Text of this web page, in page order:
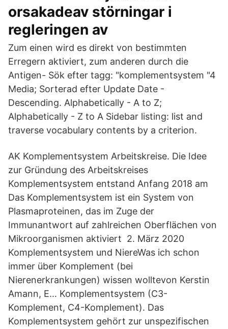
orsakadeav störningar i
regleringen av
Zum einen wird es direkt von bestimmten
Erregern aktiviert, zum anderen durch die
Antigen- Sök efter tagg: "komplementsystem "4
Media; Sorterad efter Update Date -
Descending. Alphabetically - A to Z;
Alphabetically - Z to A Sidebar listing: list and
traverse vocabulary contents by a criterion.
AK Komplementsystem Arbeitskreise. Die Idee
zur Gründung des Arbeitskreises
Komplementsystem entstand Anfang 2018 am
Das Komplementsystem ist ein System von
Plasmaproteinen, das im Zuge der
Immunantwort auf zahlreichen Oberflächen von
Mikroorganismen aktiviert 2. März 2020
Komplementsystem und NiereWas ich schon
immer über Komplement (bei
Nierenerkrankungen) wissen wolltevon Kerstin
Amann, E… Komplementsystem (C3-
Komplement, C4-Komplement). Das
Komplementsystem gehört zur unspezifischen